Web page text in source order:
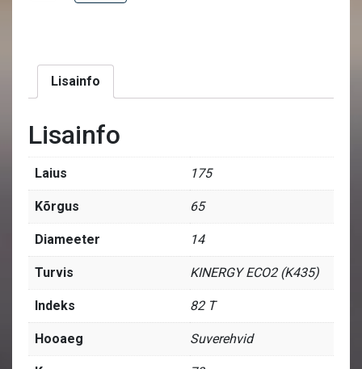
Lisainfo
Lisainfo
Laius 175
Kõrgus 65
Diameeter 14
Turvis KINERGY ECO2 (K435)
Indeks 82 T
Hooaeg Suverehvid